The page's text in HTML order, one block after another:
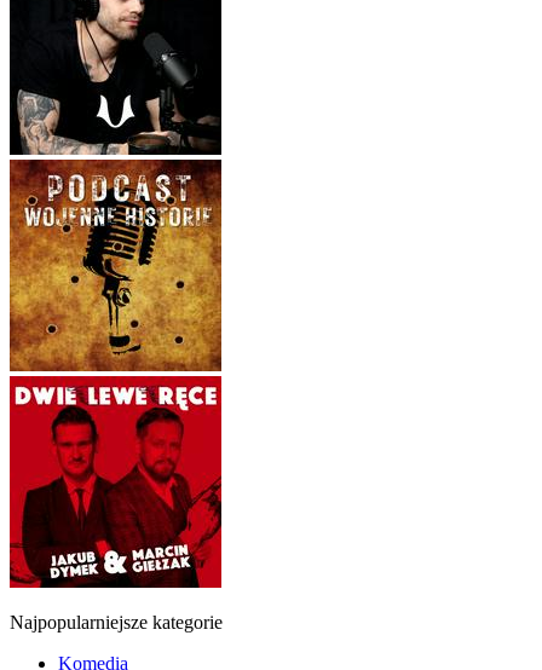
Najpopularniejsze kategorie
Komedia